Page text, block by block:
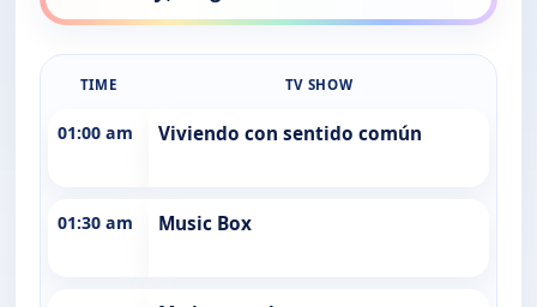
TIME TV SHOW
01:00 am Viviendo con sentido común
01:30 am Music Box